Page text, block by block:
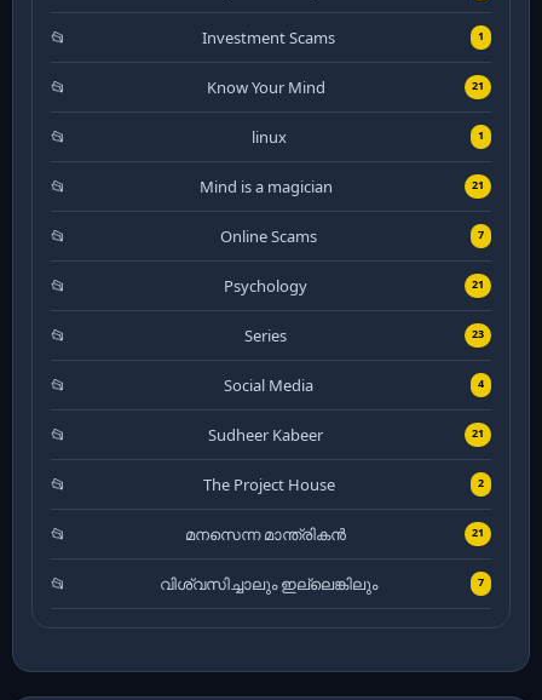
Investment Scams 1
Know Your Mind 21
linux 1
Mind is a magician 21
Online Scams 7
Psychology 21
Series 23
Social Media 4
Sudheer Kabeer 21
The Project House 2
മനസെന്ന മാന്ത്രികൻ 21
വിശ്വസിച്ചാലും ഇല്ലെങ്കിലും 7